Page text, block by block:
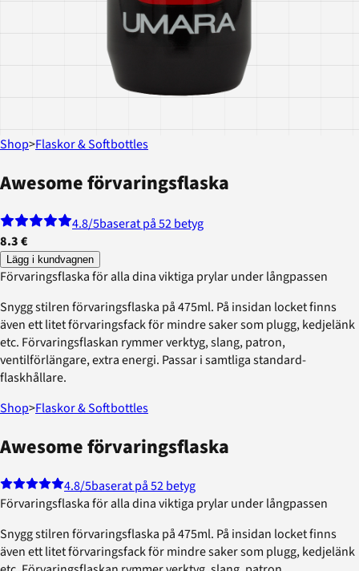
Shop>Flaskor & Softbottles
Awesome förvaringsflaska
4.8/5baserat på 52 betyg
8.3 €
Lägg i kundvagnen
Förvaringsflaska för alla dina viktiga prylar under långpassen
Snygg stilren förvaringsflaska på 475ml. På insidan locket finns
även ett litet förvaringsfack för mindre saker som plugg, kedjelänk
etc. Förvaringsflaskan rymmer verktyg, slang, patron,
ventilförlängare, extra energi. Passar i samtliga standard-
flaskhållare.
Shop>Flaskor & Softbottles
Awesome förvaringsflaska
4.8/5baserat på 52 betyg
Förvaringsflaska för alla dina viktiga prylar under långpassen
Snygg stilren förvaringsflaska på 475ml. På insidan locket finns
även ett litet förvaringsfack för mindre saker som plugg, kedjelänk